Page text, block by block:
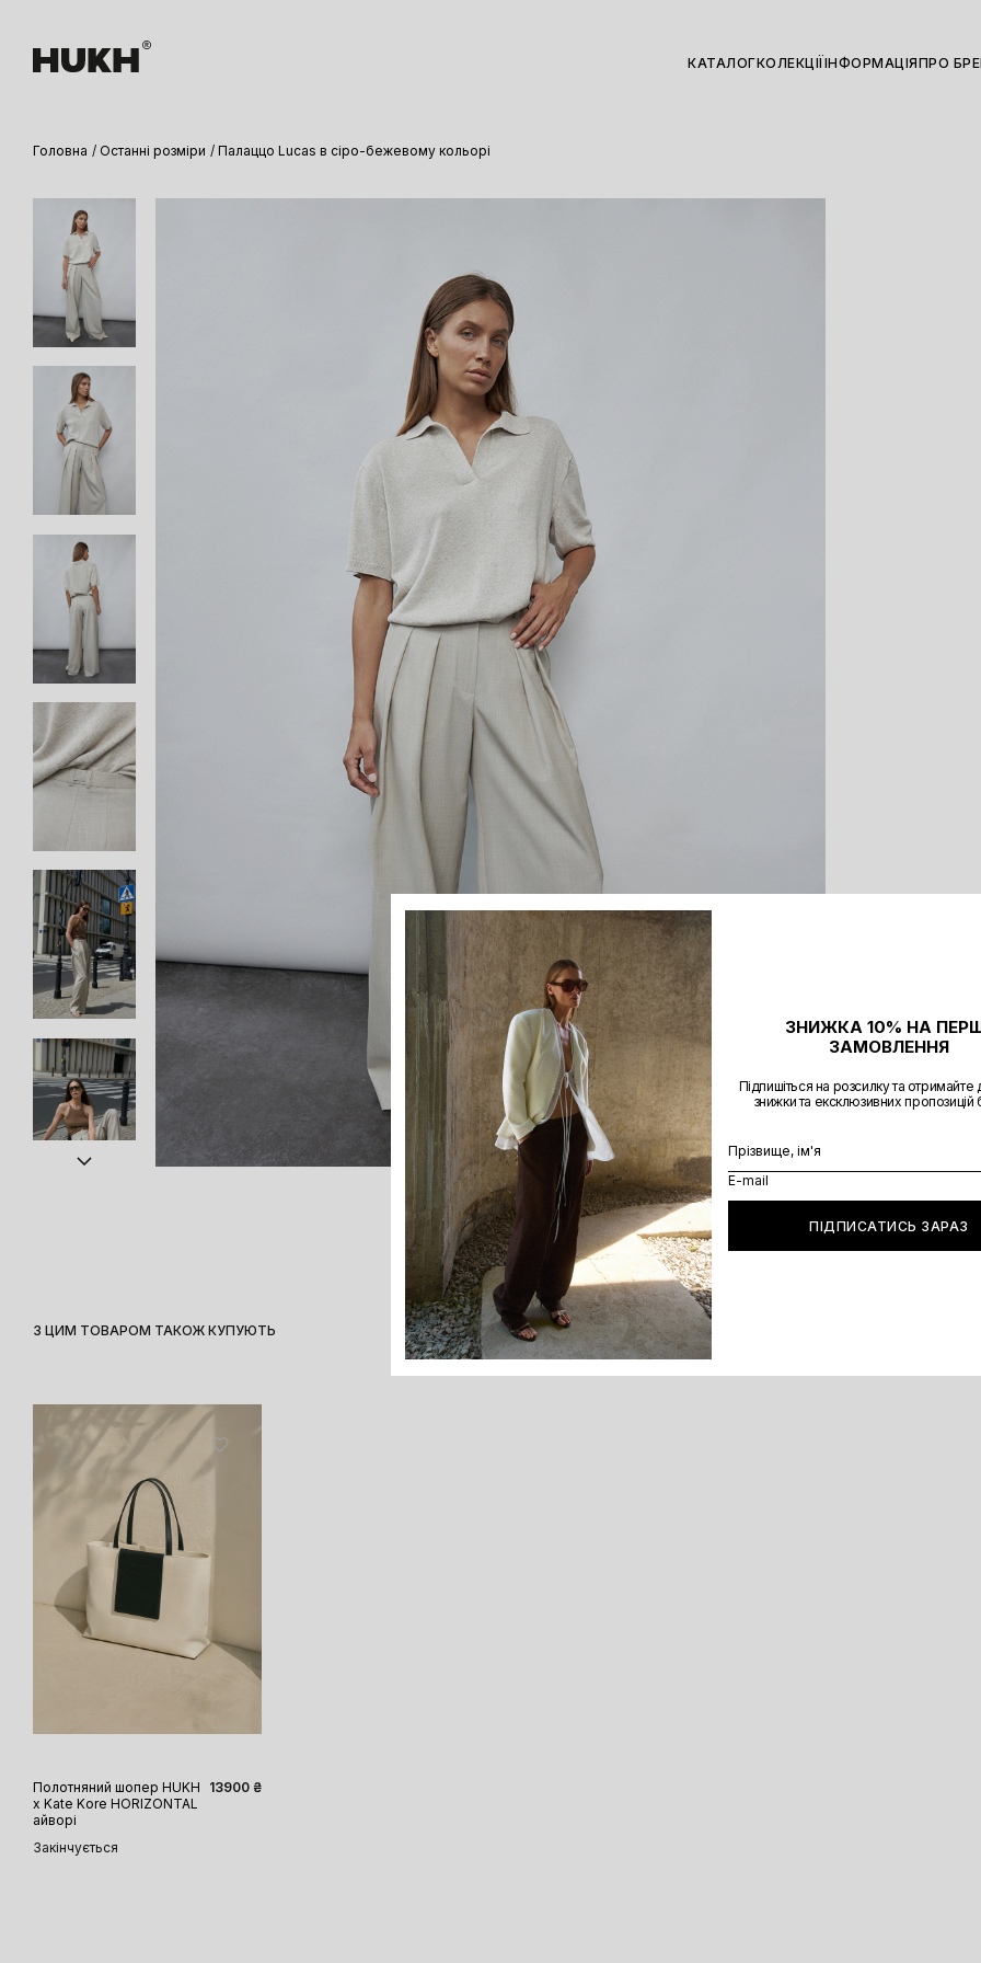
КАТАЛОГКОЛЕКЦІЇ ІНФОРМАЦІЯПРО
Головна Останні розміри Палаццо Lucas в сіро-бежевому кольорі
З ЦИМ ТОВАРОМ ТАКОЖ КУПУЮТЬ
Полотняний шопер HUKH
x Kate Kore HORIZONTAL
айворі
13900 ₴
Закінчується
ЗНИЖКА 10% НА
ЗАМОВЛЕННЯ
Підпишіться на розсилку та отримайте
знижки та ексклюзивних
ПІДПИСАТИСЬ ЗАРАЗ